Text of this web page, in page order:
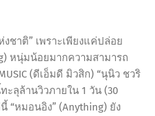
ชาติ” เพราะเพียงแค่ปล่อย
หนุ่มน้อยมากความสามารถ
(ดีเอ็มดี มิวสิก) “นุนิว ชวริ
ะลุล้านวิวภายใน 1 วัน (30
“หมอนอิง” (Anything) ยัง